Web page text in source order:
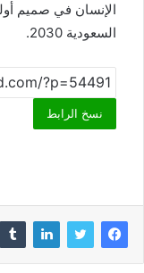
الإنسان في صميم
السعودية 2030.
نسخ الرابط